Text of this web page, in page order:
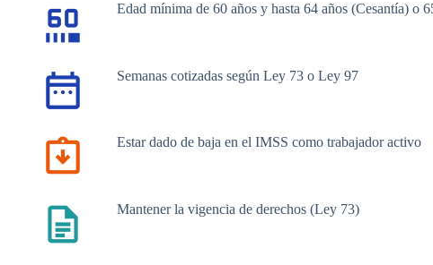
Edad mínima de 60 años y hasta 64 años (Cesantía) o
Semanas cotizadas según Ley 73 o Ley 97
Estar dado de baja en el IMSS como trabajador activo
Mantener la vigencia de derechos (Ley 73)